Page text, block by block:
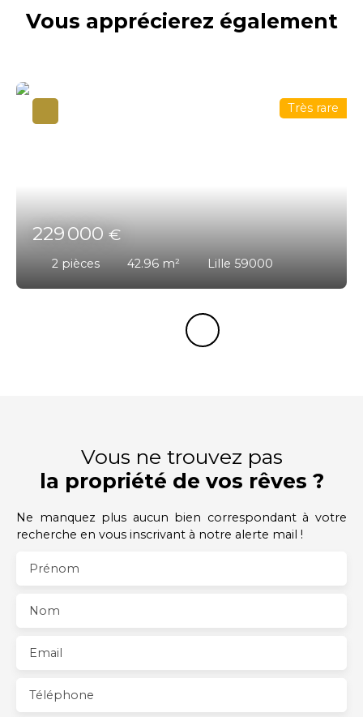
Vous apprécierez également
229 000€
2 pièces 42.96 m² Lille 59000
Très rare
Vous ne trouvez pas
la propriété de vos rêves ?
Ne manquez plus aucun bien correspondant à votre
recherche en vous inscrivant à notre alerte mail !
Prénom
Nom
Email
Téléphone